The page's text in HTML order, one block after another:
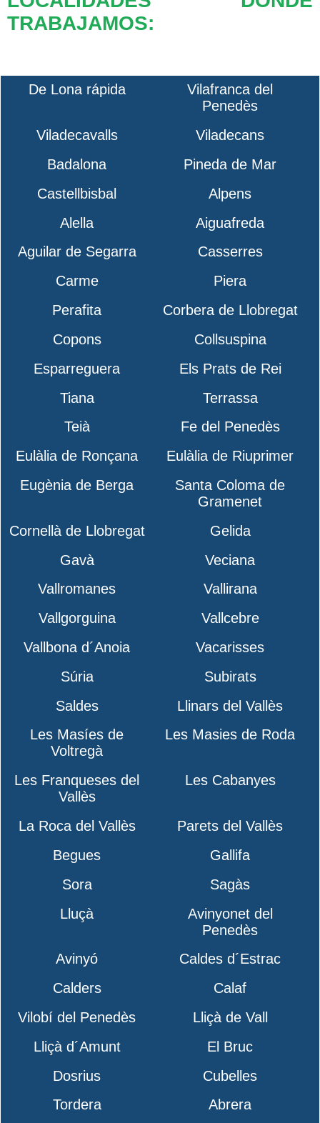
TRABAJAMOS:
De Lona rápida
Vilafranca del
Penedès
Viladecavalls
Viladecans
Badalona
Pineda de Mar
Castellbisbal
Alpens
Alella
Aiguafreda
Aguilar de Segarra
Casserres
Carme
Piera
Perafita
Corbera de Llobregat
Copons
Collsuspina
Esparreguera
Els Prats de Rei
Tiana
Terrassa
Teià
Fe del Penedès
Eulàlia de Ronçana
Eulàlia de Riuprimer
Eugènia de Berga
Santa Coloma de
Gramenet
Cornellà de Llobregat
Gelida
Gavà
Veciana
Vallromanes
Vallirana
Vallgorguina
Vallcebre
Vallbona d´Anoia
Vacarisses
Súria
Subirats
Saldes
Llinars del Vallès
Les Masíes de
Voltregà
Les Masies de Roda
Les Franqueses del
Vallès
Les Cabanyes
La Roca del Vallès
Parets del Vallès
Begues
Gallifa
Sora
Sagàs
Lluçà
Avinyonet del
Penedès
Avinyó
Caldes d´Estrac
Calders
Calaf
Vilobí del Penedès
Lliçà de Vall
Lliçà d´Amunt
El Bruc
Dosrius
Cubelles
Tordera
Abrera